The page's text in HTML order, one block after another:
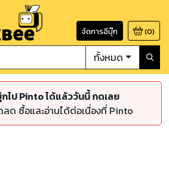
จัดการอีบุ๊ก (0)
ทั้งหมด
ไป Pinto ได้แล้ววันนี้ กดเลย
ด ซื้อและอ่านได้ต่อเนื่องที่ Pinto